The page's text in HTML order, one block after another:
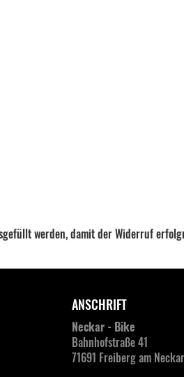
werden, damit der Widerruf
ANSCHRIFT
Neckar - Bike
Bahnhofstraße 41
71691 Freiberg am Neckar